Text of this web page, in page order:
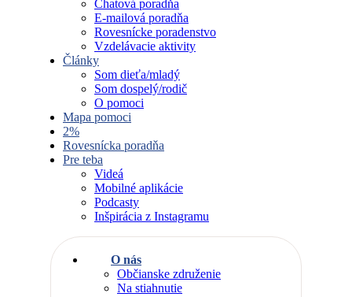
Chatová poradňa
E-mailová poradňa
Rovesnícke poradenstvo
Vzdelávacie aktivity
Články
Som dieťa/mladý
Som dospelý/rodič
O pomoci
Mapa pomoci
2%
Rovesnícka poradňa
Pre teba
Videá
Mobilné aplikácie
Podcasty
Inšpirácia z Instagramu
O nás
Občianske združenie
Na stiahnutie